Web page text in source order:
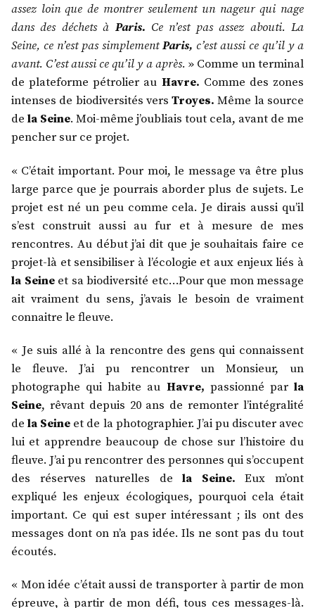
assez loin que de montrer seulement un nageur qui nage
dans des déchets à Paris. Ce n’est pas assez abouti. La
Seine, ce n’est pas simplementParis, c’est aussi ce qu’il y a
avant. C’est aussi ce qu’il y a après. » Comme un terminal
de plateforme pétrolier au Havre. Comme des zones
intenses de biodiversités versTroyes. Même la source
de la Seine. Moi-même j’oubliais tout cela, avant de me
pencher sur ce projet.
« C’était important. Pour moi, le message va être plus
large parce que je pourrais aborder plus de sujets. Le
projet est né un peu comme cela. Je dirais aussi qu’il
s’est construit aussi au fur et à mesure de mes
rencontres. Au début j’ai dit que je souhaitais faire ce
projet-là et sensibiliser à l’écologie et aux enjeux liés à
la Seineet sa biodiversité etc…Pour que mon message
ait vraiment du sens, j’avais le besoin de vraiment
connaitre le fleuve.
« Je suis allé à la rencontre des gens qui connaissent
le fleuve. J’ai pu rencontrer un Monsieur, un
photographe qui habite au Havre, passionné parla
Seine, rêvant depuis 20 ans de remonter l’intégralité
dela Seine et de la photographier. J’ai pu discuter avec
lui et apprendre beaucoup de chose sur l’histoire du
fleuve. J’ai pu rencontrer des personnes qui s’occupent
des réserves naturelles dela Seine. Eux m’ont
expliqué les enjeux écologiques, pourquoi cela était
important. Ce qui est super intéressant ; ils ont des
messages dont on n’a pas idée. Ils ne sont pas du tout
écoutés.
« Mon idée c’était aussi de transporter à partir de mon
épreuve, à partir de mon défi, tous ces messages-là.